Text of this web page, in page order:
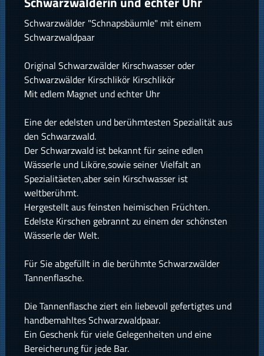
Schwarzwälder "Schnapsbäumle" mit einem
Schwarzwaldpaar
Original Schwarzwälder Kirschwasser oder
Schwarzwälder Kirschlikör Kirschlikör
Mit edlem Magnet und echter Uhr
Eine der edelsten und berühmtesten Spezialität aus
den Schwarzwald.
Der Schwarzwald ist bekannt für seine edlen
Wässerle und Liköre,sowie seiner Vielfalt an
Spezialitäeten,aber sein Kirschwasser ist
weltberühmt.
Hergestellt aus feinsten heimischen Früchten.
Edelste Kirschen gebrannt zu einem der schönsten
Wässerle der Welt.
Für Sie abgefüllt in die berühmte Schwarzwälder
Tannenflasche.
Die Tannenflasche ziert ein liebevoll gefertigtes und
handbemahltes Schwarzwaldpaar.
Ein Geschenk für viele Gelegenheiten und eine
Bereicherung für jede Bar.